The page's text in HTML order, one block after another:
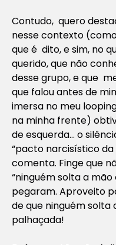
Contudo, quero
nesse contexto
que é dito, e sim, no
querido, que não
desse grupo, e que
que falou antes de
imersa no meu
na minha frente)
de esquerda… o
“pacto narcisístico da
comenta. Finge que
“ninguém solta a mão
pegaram. Aproveito
de que ninguém solta
palhaçada!